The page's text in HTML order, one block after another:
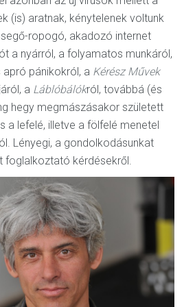
(is) aratnak, kénytelenek voltunk
ropogó, akadozó internet
a nyárról, a folyamatos munkáról,
pánikokról, a Kérész Művek
a Láblóbálókról, továbbá (és
hegy megmászásakor született
a lefelé, illetve a fölfelé menetel
Lényegi, a gondolkodásunkat
foglalkoztató kérdésekről.